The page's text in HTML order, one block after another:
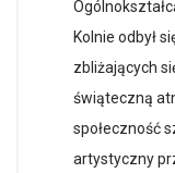
Kolnie odbył
zbliżających
świąteczną
społeczność
artystyczny